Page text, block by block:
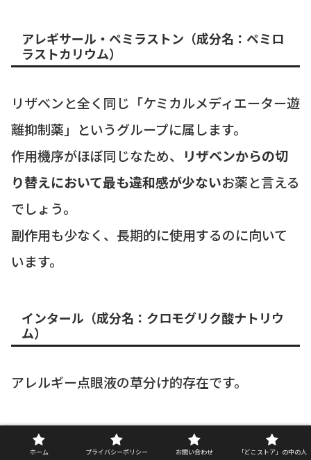
アレギサール・ペミラストン（成分名：ペミロ
ラストカリウム）
リザベンと全く同じ「ケミカルメディエーター遊
離抑制薬」というグループに属します。
作用機序がほぼ同じなため、
リザベンからの切
り替えにおいて最も違和感が少ないお薬と言える
でしょう。
副作用も少なく、長期的に使用するのに向いて
います。
インタール（成分名：クロモグリク酸ナトリウ
ム）
アレルギー点眼液の草分け的存在です。
リザベンよりも歴史が長く、子供から大人まで
ホーム プライバシーポリシー お問い合わせ 「どこストア」の中の人